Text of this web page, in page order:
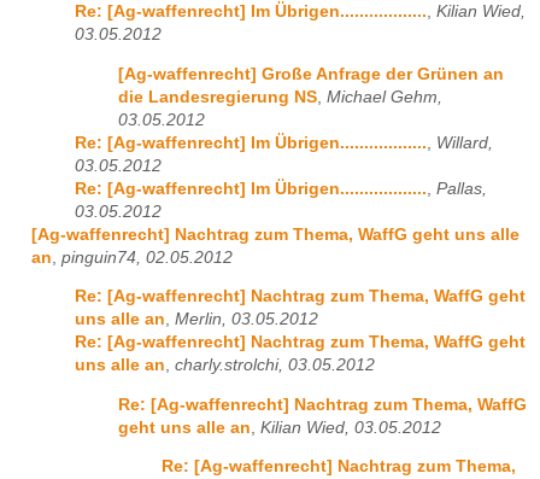
Re: [Ag-waffenrecht] Im Übrigen.................. Kilian Wied,
03.05.2012
[Ag-waffenrecht] Große Anfrage der Grünen an
die Landesregierung NS Michael Gehm,
03.05.2012
Re: [Ag-waffenrecht] Im Übrigen..................
Willard,
03.05.2012
Re: [Ag-waffenrecht] Im Übrigen.................. Pallas,
03.05.2012
[Ag-waffenrecht] Nachtrag zum Thema, WaffG geht uns alle
an pinguin74, 02.05.2012
Re: [Ag-waffenrecht] Nachtrag zum Thema, WaffG geht
uns alle an, Merlin, 03.05.2012
Re: [Ag-waffenrecht] Nachtrag zum Thema, WaffG geht
uns alle an, charly.strolchi, 03.05.2012
Re: [Ag-waffenrecht] Nachtrag zum Thema, WaffG
geht uns alle an Kilian Wied, 03.05.2012
Re: [Ag-waffenrecht] Nachtrag zum Thema,